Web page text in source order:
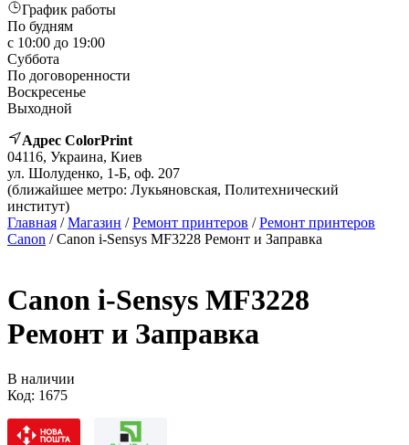
График работы
По будням
с 10:00 до 19:00
Суббота
По договоренности
Воскресенье
Выходной
Адрес ColorPrint
04116, Украина, Киев
ул. Шолуденко, 1-Б, оф. 207
(ближайшее метро: Лукьяновская, Политехнический
институт)
Главная /Магазин /Ремонт принтеров /Ремонт принтеров
Canon / Canon i-Sensys MF3228 Ремонт и Заправка
Canon i-Sensys MF3228
Ремонт и Заправка
В наличии
Код: 1675